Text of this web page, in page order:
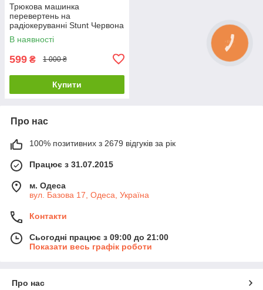
Трюкова машинка
перевертень на
радіокеруванні Stunt Червона
В наявності
599 ₴ 1 000 ₴
Купити
Про нас
100% позитивних з 2679 відгуків за рік
Працює з 31.07.2015
м. Одеса
вул. Базова 17, Одеса, Україна
Контакти
Сьогодні працює з 09:00 до 21:00
Показати весь графік роботи
Про нас